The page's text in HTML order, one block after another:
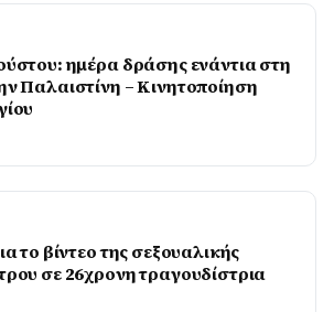
ημέρα δράσης ενάντια στη
Παλαιστίνη – Κινητοποίηση
το βίντεο της σεξουαλικής
σε 26χρονη τραγουδίστρια